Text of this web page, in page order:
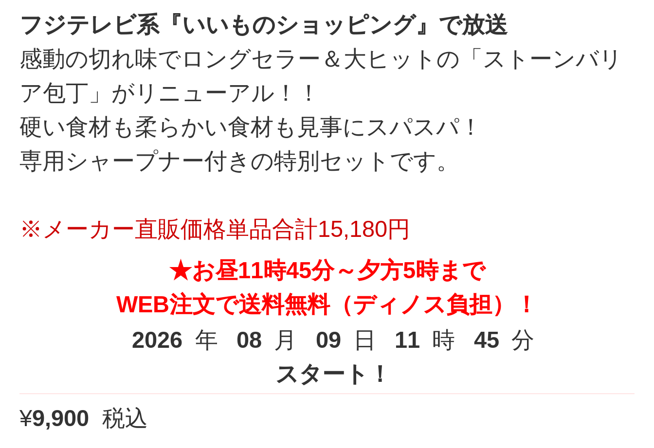
フジテレビ系『いいものショッピング』で放送
感動の切れ味でロングセラー＆大ヒットの「ストーンバリ
ア包丁」がリニューアル！！
硬い食材も柔らかい食材も見事にスパスパ！
専用シャープナー付きの特別セットです。
※メーカー直販価格単品合計15,180円
★お昼11時45分～夕方5時まで
WEB注文で送料無料（ディノス負担）！
2026 年 08 月 09 日 11 時 45 分
スタート！
¥9,900 税込